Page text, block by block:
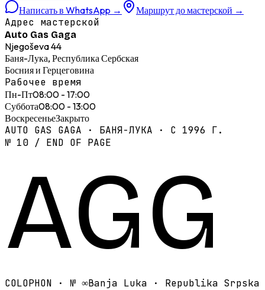
Написать в WhatsApp → Маршрут до мастерской →
Адрес мастерской
Auto Gas Gaga
Njegoševa 44
Баня-Лука, Республика Сербская
Босния и Герцеговина
Рабочее время
Пн-Пт08:00 - 17:00
Суббота08:00 - 13:00
ВоскресеньеЗакрыто
AUTO GAS GAGA · БАНЯ-ЛУКА · С 1996 Г.
№ 10 / END OF PAGE
AGG
COLOPHON · № ∞Banja Luka · Republika Srpska